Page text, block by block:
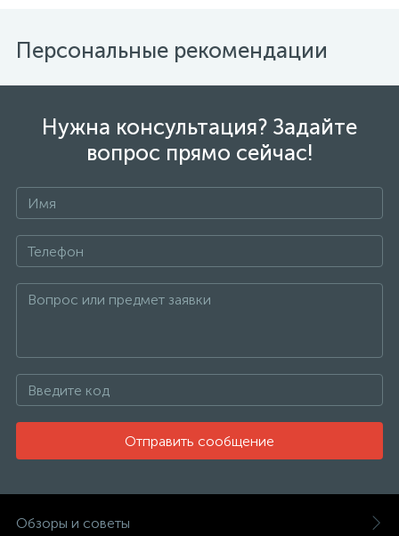
Персональные рекомендации
Нужна консультация? Задайте
вопрос прямо сейчас!
Отправить сообщение
Обзоры и советы